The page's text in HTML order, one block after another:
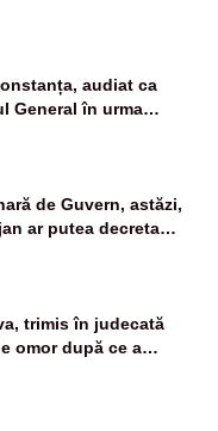
audiat ca
General în urma
unde este acţionar
de Guvern, astăzi,
ar putea decreta
trimis în judecată
omor după ce a
în urma unui conflict